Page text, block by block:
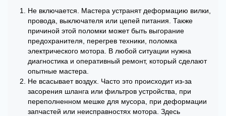
Не включается. Мастера устранят деформацию вилки,
провода, выключателя или цепей питания. Также
причиной этой поломки может быть выгорание
предохранителя, перегрев техники, поломка
электрического мотора. В любой ситуации нужна
диагностика и оперативный ремонт, который сделают
опытные мастера.
Не всасывает воздух. Часто это происходит из-за
засорения шланга или фильтров устройства, при
переполненном мешке для мусора, при деформации
запчастей или неисправностях мотора. Здесь